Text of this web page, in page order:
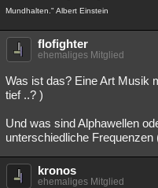
Mundhalten." Albert Einstein
flofighter
ehemaliges Mitglied
Was ist das? Eine Art Musik
tief ..? )
Und was sind Alphawellen
unterschiedliche
kronos
ehemaliges Mitglied